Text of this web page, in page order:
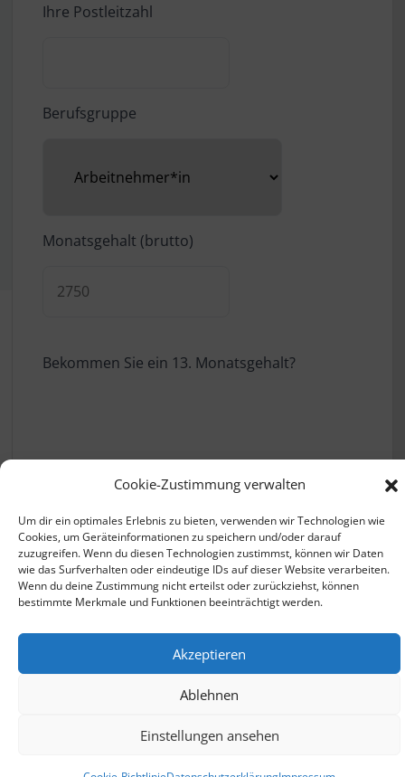
Cookie-Zustimmung verwalten
Um dir ein optimales Erlebnis zu bieten, verwenden wir Technologien wie
Cookies, um Geräteinformationen zu speichern und/oder darauf
zuzugreifen. Wenn du diesen Technologien zustimmst, können wir Daten
wie das Surfverhalten oder eindeutige IDs auf dieser Website verarbeiten.
Wenn du deine Zustimmung nicht erteilst oder zurückziehst, können
bestimmte Merkmale und Funktionen beeinträchtigt werden.
Akzeptieren
Ablehnen
Einstellungen ansehen
Ihre Postleitzahl
Berufsgruppe
Monatsgehalt (brutto)
Bekommen Sie ein 13. Monatsgehalt?
Impressum